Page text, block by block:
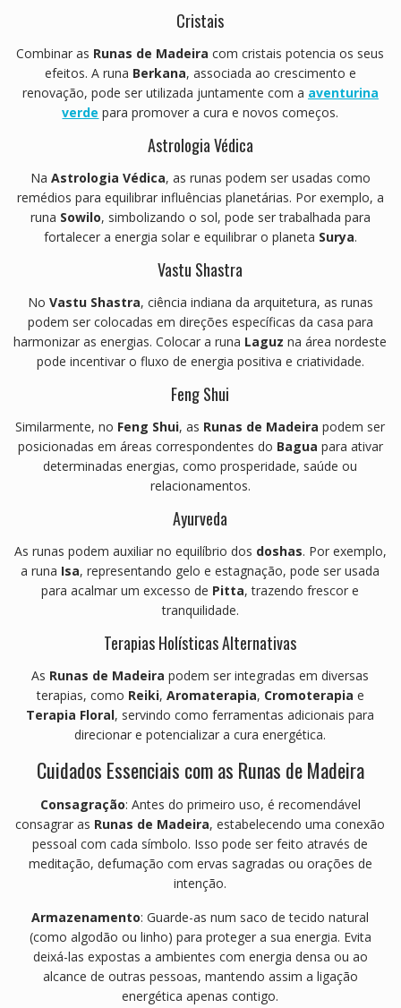
Cristais
Combinar as Runas de Madeira com cristais potencia os seus
efeitos. A runa Berkana, associada ao crescimento e
renovação, pode ser utilizada juntamente com a aventurina
verde para promover a cura e novos começos.
Astrologia Védica
Na Astrologia Védica, as runas podem ser usadas como
remédios para equilibrar influências planetárias. Por exemplo, a
runa Sowilo, simbolizando o sol, pode ser trabalhada para
fortalecer a energia solar e equilibrar o planeta Surya.
Vastu Shastra
No Vastu Shastra, ciência indiana da arquitetura, as runas
podem ser colocadas em direções específicas da casa para
harmonizar as energias. Colocar a runa Laguz na área nordeste
pode incentivar o fluxo de energia positiva e criatividade.
Feng Shui
Similarmente, no Feng Shui, as Runas de Madeira podem ser
posicionadas em áreas correspondentes do Bagua para ativar
determinadas energias, como prosperidade, saúde ou
relacionamentos.
Ayurveda
As runas podem auxiliar no equilíbrio dos doshas. Por exemplo,
a runa Isa, representando gelo e estagnação, pode ser usada
para acalmar um excesso de Pitta, trazendo frescor e
tranquilidade.
Terapias Holísticas Alternativas
As Runas de Madeira podem ser integradas em diversas
terapias, como Reiki, Aromaterapia, Cromoterapia e
Terapia Floral, servindo como ferramentas adicionais para
direcionar e potencializar a cura energética.
Cuidados Essenciais com as Runas de Madeira
Consagração: Antes do primeiro uso, é recomendável
consagrar as Runas de Madeira, estabelecendo uma conexão
pessoal com cada símbolo. Isso pode ser feito através de
meditação, defumação com ervas sagradas ou orações de
intenção.
Armazenamento: Guarde-as num saco de tecido natural
(como algodão ou linho) para proteger a sua energia. Evita
deixá-las expostas a ambientes com energia densa ou ao
alcance de outras pessoas, mantendo assim a ligação
energética apenas contigo.